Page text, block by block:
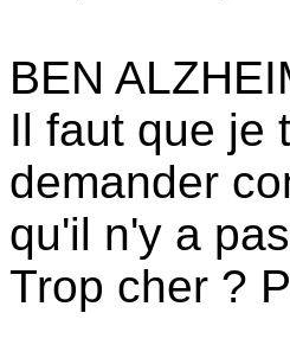
BEN
Il faut que je
demander
qu'il n'y a
Trop cher ?